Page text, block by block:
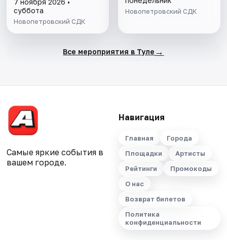
7 ноября 2026 •
суббота
Новопетровский СДК
Новопетровский СДК
Все мероприятия в Туле →
Самые яркие события в
вашем городе.
Навигация
Главная
Города
Площадки
Артисты
Рейтинги
Промокоды
О нас
Возврат билетов
Политика
конфиденциальности